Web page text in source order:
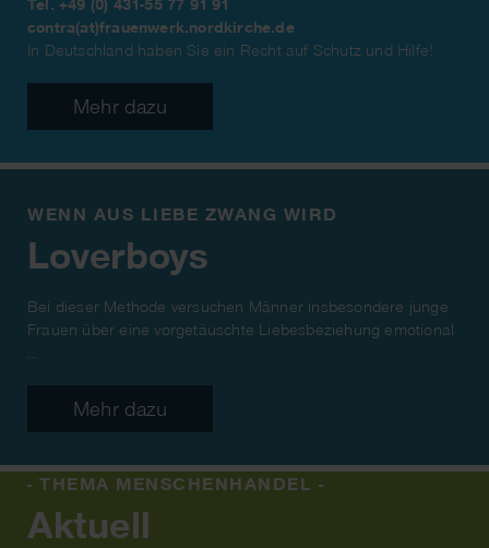
contra(at)frauenwerk.nordkirche.de
In Deutschland haben Sie ein Recht auf Schutz und Hilfe!
Mehr dazu
WENN AUS LIEBE ZWANG WIRD
Loverboys
Bei dieser Methode versuchen Männer insbesondere junge
Frauen über eine vorgetäuschte Liebesbeziehung emotional
Mehr dazu
- THEMA MENSCHENHANDEL -
Aktuell